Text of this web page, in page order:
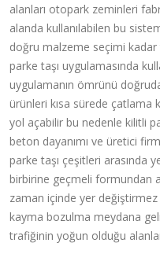
alanları otopark zeminleri
alanda kullanılabilen bu
doğru malzeme seçimi
parke taşı uygulamasında
uygulamanın ömrünü
ürünleri kısa sürede çatlama
yol açabilir bu nedenle kilitli
beton dayanımı ve üretici
parke taşı çeşitleri arasında
birbirine geçmeli formundan
zaman içinde yer değiştirmez
kayma bozulma meydana
trafiğinin yoğun olduğu